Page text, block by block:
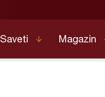
Saveti Magazin